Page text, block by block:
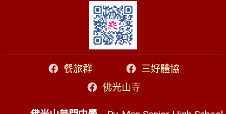
餐旅群
三好體協
佛光山寺